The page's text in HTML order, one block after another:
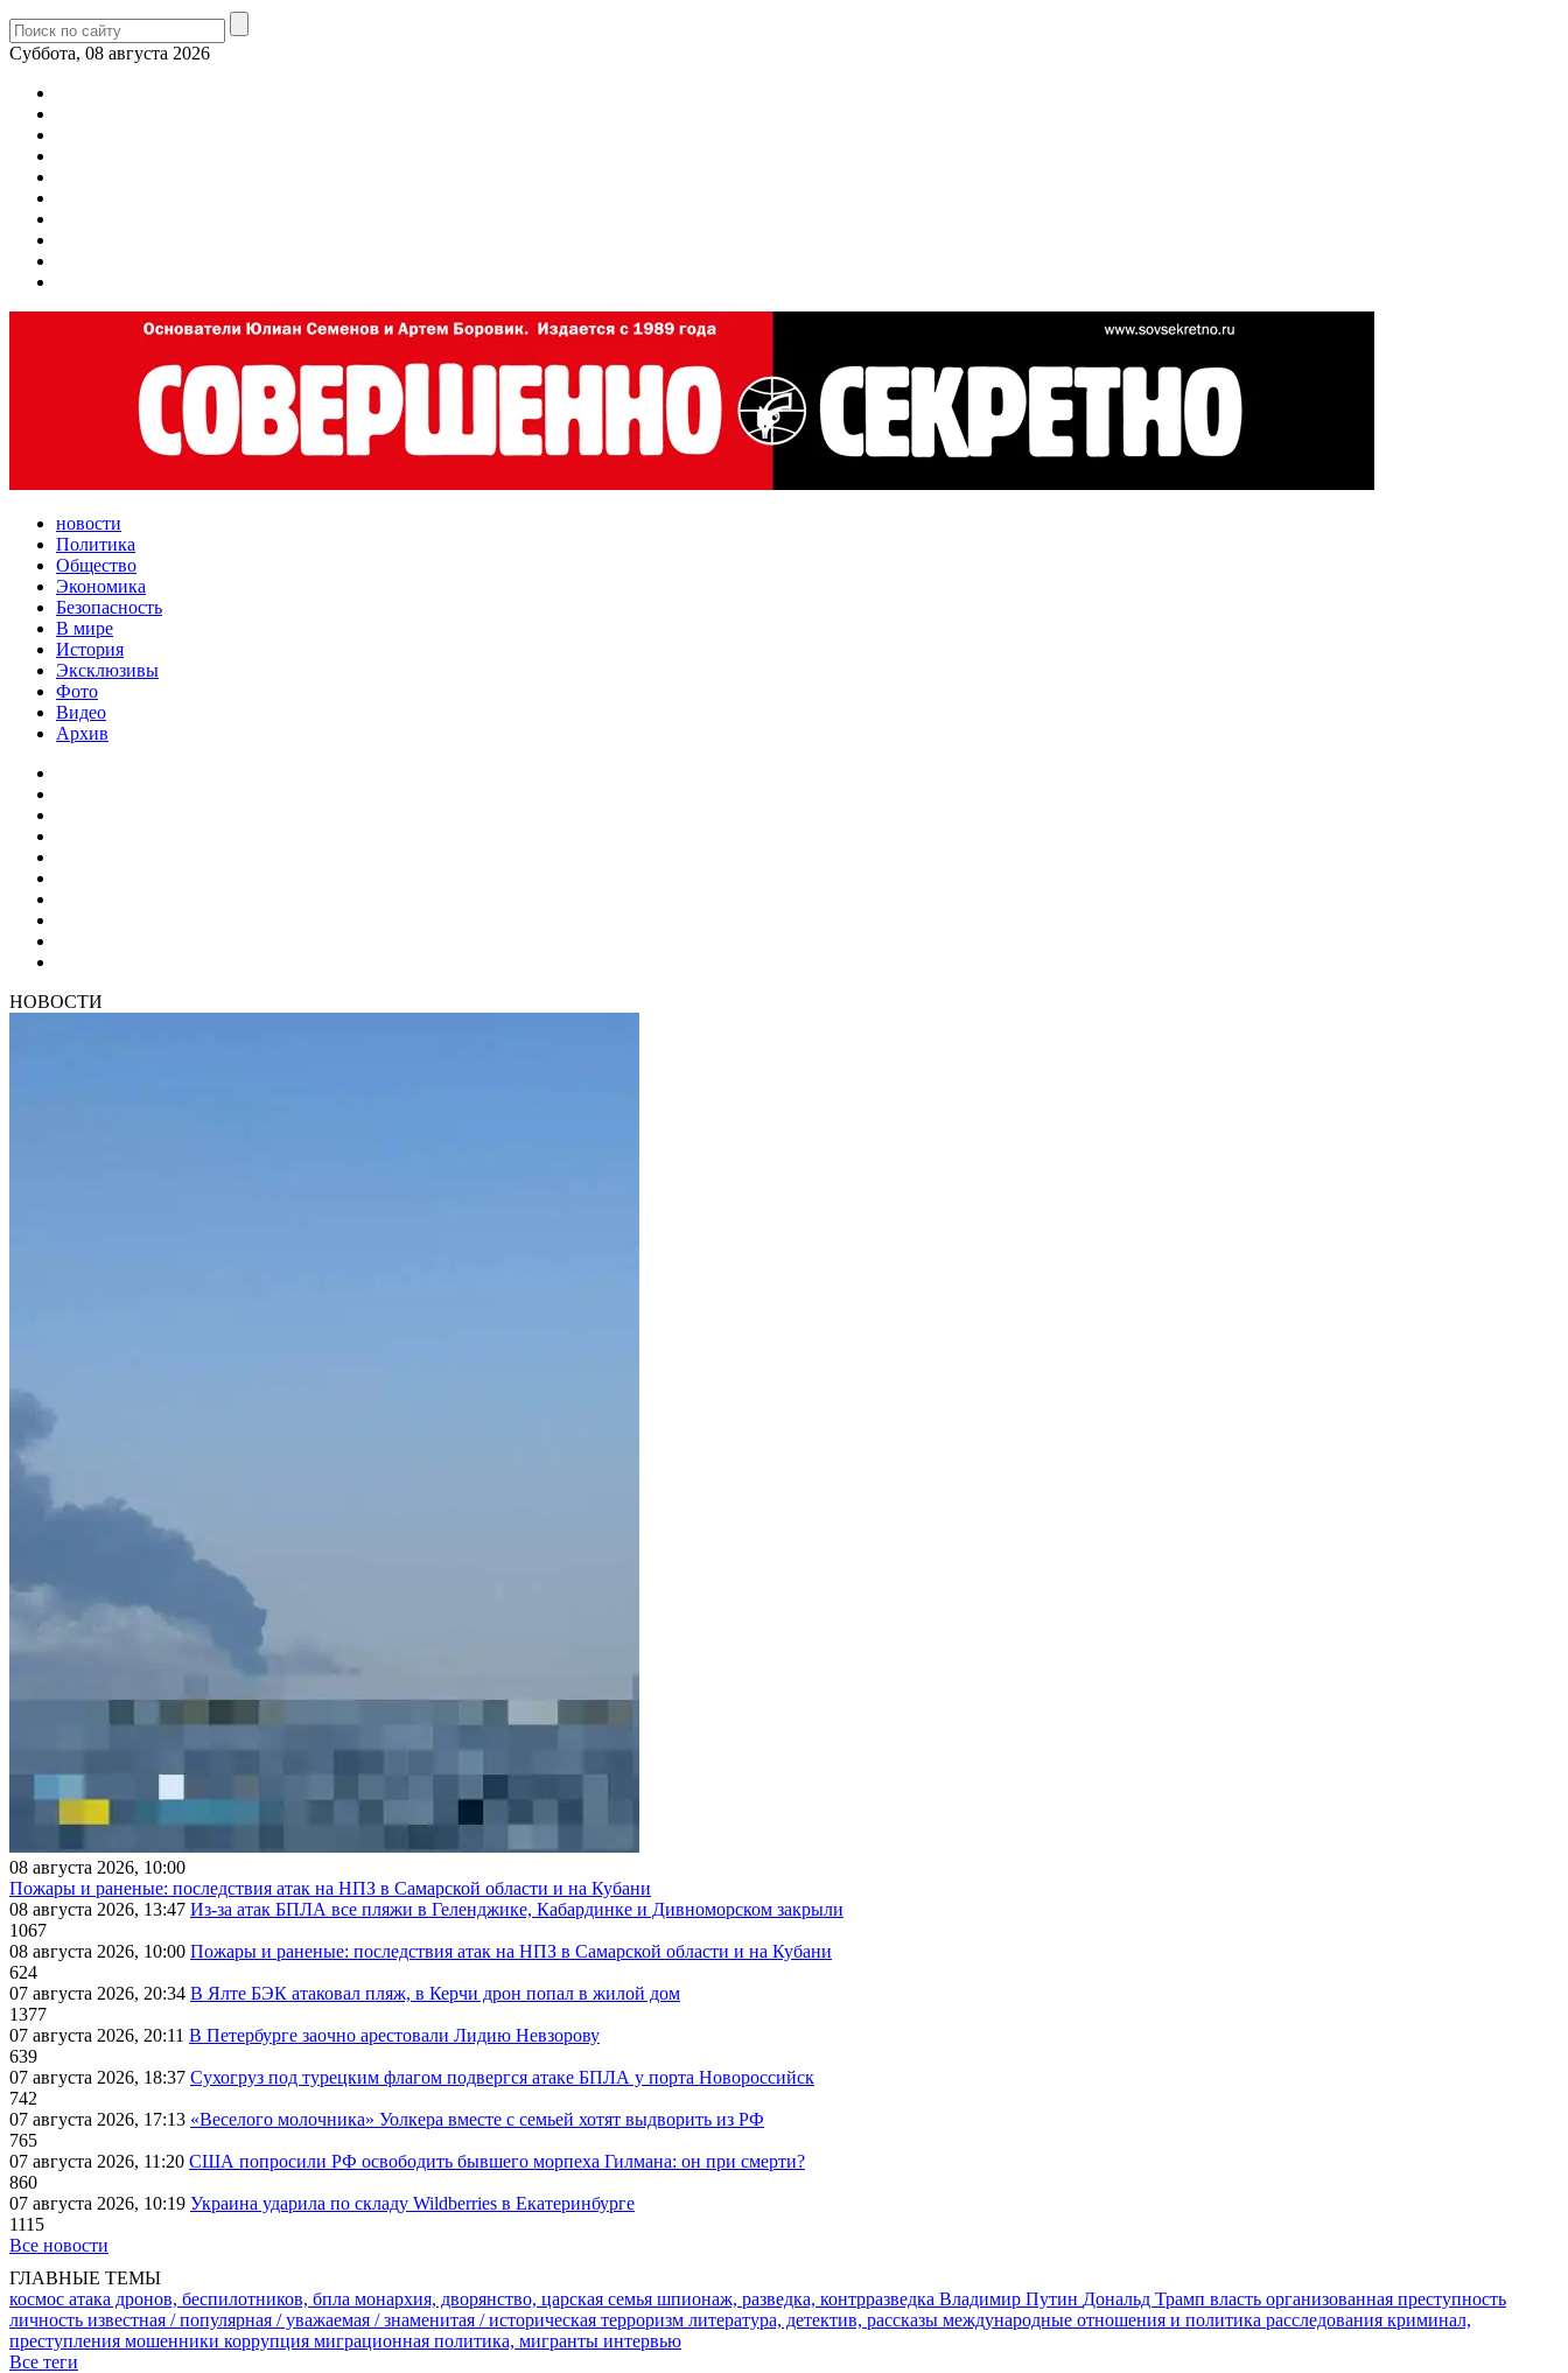
Суббота, 08 августа 2026
новости
Политика
Общество
Экономика
Безопасность
В мире
История
Эксклюзивы
Фото
Видео
Архив
НОВОСТИ
08 августа 2026, 10:00
Пожары и раненые: последствия атак на НПЗ в Самарской области и на Кубани
08 августа 2026, 13:47 Из-за атак БПЛА все пляжи в Геленджике, Кабардинке и Дивноморском закрыли
1067
08 августа 2026, 10:00 Пожары и раненые: последствия атак на НПЗ в Самарской области и на Кубани
624
07 августа 2026, 20:34 В Ялте БЭК атаковал пляж, в Керчи дрон попал в жилой дом
1377
07 августа 2026, 20:11 В Петербурге заочно арестовали Лидию Невзорову
639
07 августа 2026, 18:37 Сухогруз под турецким флагом подвергся атаке БПЛА у порта Новороссийск
742
07 августа 2026, 17:13 «Веселого молочника» Уолкера вместе с семьей хотят выдворить из РФ
765
07 августа 2026, 11:20 США попросили РФ освободить бывшего морпеха Гилмана: он при смерти?
860
07 августа 2026, 10:19 Украина ударила по складу Wildberries в Екатеринбурге
1115
Все новости
ГЛАВНЫЕ ТЕМЫ
космос атака дронов, беспилотников, бпла монархия, дворянство, царская семья шпионаж, разведка, контрразведка Владимир Путин Дональд Трамп власть организованная преступность
личность известная / популярная / уважаемая / знаменитая / историческая терроризм литература, детектив, рассказы международные отношения и политика расследования криминал,
преступления мошенники коррупция миграционная политика, мигранты интервью
Все теги